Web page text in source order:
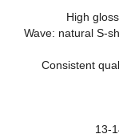
High
Wave: natural
Consistent
13-